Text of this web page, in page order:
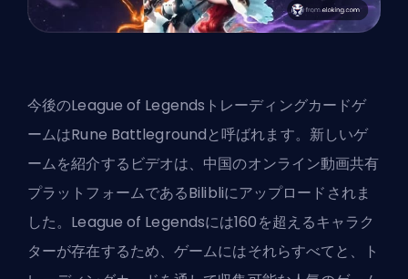
今後のLeague of Legendsトレーディングカードゲ
ームはRune Battlegroundと呼ばれます。新しいゲ
ームを紹介するビデオは、中国のオンライン動画共有
プラットフォームであるBilibliにアップロードされま
した。League of Legendsには160を超えるキャラク
ターが存在するため、ゲームにはそれらすべてと、ト